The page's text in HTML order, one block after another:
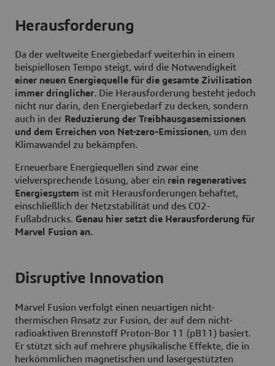
Herausforderung
Da der weltweite Energiebedarf weiterhin in einem
beispiellosen Tempo steigt, wird die Notwendigkeit
einer neuen Energiequelle für die gesamte Zivilisation
immer dringlicher. Die Herausforderung besteht jedoch
nicht nur darin, den Energiebedarf zu decken, sondern
auch in der Reduzierung der Treibhausgasemissionen
und dem Erreichen von Net-zero-Emissionen, um den
Klimawandel zu bekämpfen.
Erneuerbare Energiequellen sind zwar eine
vielversprechende Lösung, aber ein rein regeneratives
Energiesystem ist mit Herausforderungen behaftet,
einschließlich der Netzstabilität und des CO2-
Fußabdrucks. Genau hier setzt die Herausforderung für
Marvel Fusion an.
Disruptive Innovation
Marvel Fusion verfolgt einen neuartigen nicht-
thermischen Ansatz zur Fusion, der auf dem nicht-
radioaktiven Brennstoff Proton-Bor 11 (pB11) basiert.
Er stützt sich auf mehrere physikalische Effekte, die in
herkömmlichen magnetischen und lasergestützten